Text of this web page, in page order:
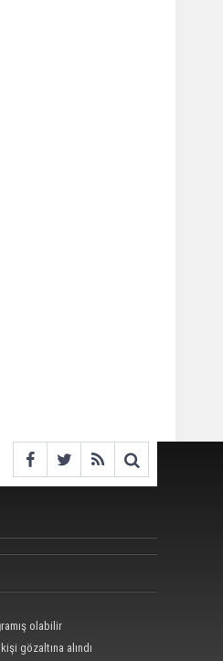
olabilir
gözaltına alındı